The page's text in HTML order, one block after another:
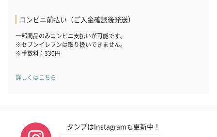
コンビニ前払い（ご入金確認後発送）
一部商品のみコンビニ支払いが可能です。
※セブンイレブンは取り扱いできません。
※手数料：330円
詳しくはこちら
タンプはInstagramも更新中！